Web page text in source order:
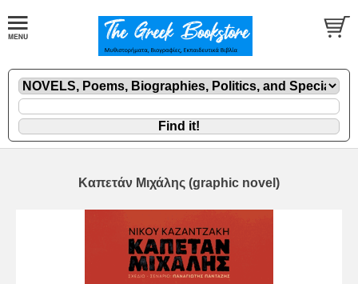
Καπετάν Μιχάλης (graphic novel)